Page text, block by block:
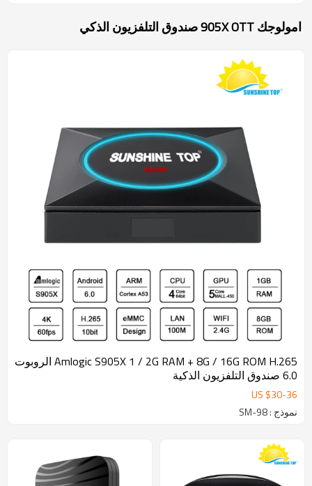
امولوجك 905X OTT صندوق التلفزيون الذكي
Amlogic S905X 1 / 2G RAM + 8G / 16G ROM H.265 الروبوت
6.0 صندوق التلفزيون الذكية
US $30-36
نموذج : SM-98